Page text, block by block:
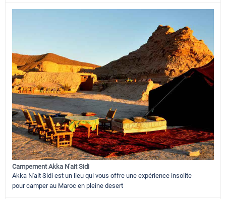
Campement Akka N'ait Sidi
Akka N'ait Sidi est un lieu qui vous offre une expérience insolite
pour camper au Maroc en pleine desert